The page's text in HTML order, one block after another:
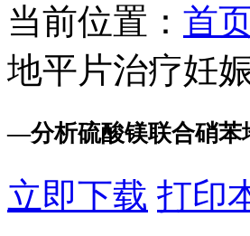
当前位置： 首
地平片治疗妊
—分析硫酸镁联合硝
立即下载 打印